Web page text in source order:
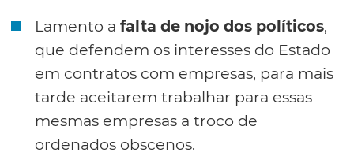
Lamento a falta de nojo dos políticos,
que defendem os interesses do Estado
em contratos com empresas, para mais
tarde aceitarem trabalhar para essas
mesmas empresas a troco de
ordenados obscenos.